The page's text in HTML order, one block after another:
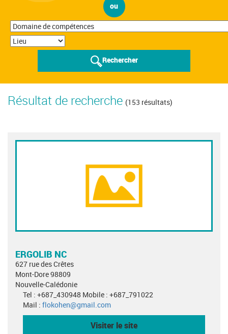
ou
Rechercher
Résultat de recherche (153 résultats)
ERGOLIB NC
627 rue des Crêtes
Mont-Dore 98809
Nouvelle-Calédonie
Tel : +687_430948 Mobile : +687_791022
Mail : flokohen@gmail.com
Visiter le site